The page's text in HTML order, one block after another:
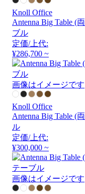
Knoll Office
Antenna Big Table (
ブル
定価/上代:
¥286,700 ~
画像はイメージです
Knoll Office
Antenna Big Table (
ル
定価/上代:
¥300,000 ~
画像はイメージです